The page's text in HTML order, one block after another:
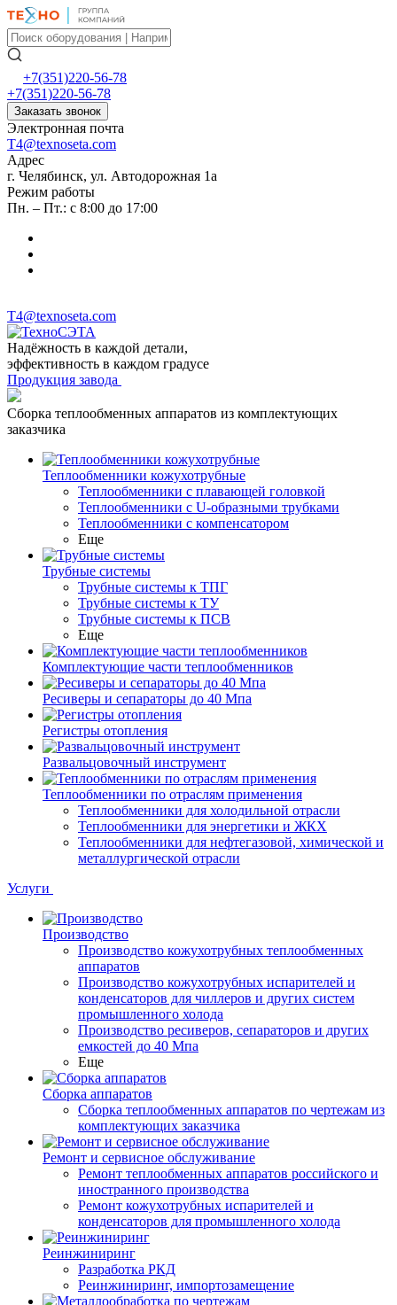
+7(351)220-56-78
+7(351)220-56-78
Заказать звонок
Электронная почта
T4@texnoseta.com
Адрес
г. Челябинск, ул. Автодорожная 1а
Режим работы
Пн. – Пт.: с 8:00 до 17:00
T4@texnoseta.com
Надёжность в каждой детали,
эффективность в каждом градусе
Продукция завода
Сборка теплообменных аппаратов из комплектующих
заказчика
Теплообменники кожухотрубные
Теплообменники с плавающей головкой
Теплообменники с U-образными трубками
Теплообменники с компенсатором
Еще
Трубные системы
Трубные системы к ТПГ
Трубные системы к ТУ
Трубные системы к ПСВ
Еще
Комплектующие части теплообменников
Ресиверы и сепараторы до 40 Мпа
Регистры отопления
Развальцовочный инструмент
Теплообменники по отраслям применения
Теплообменники для холодильной отрасли
Теплообменники для энергетики и ЖКХ
Теплообменники для нефтегазовой, химической и
металлургической отрасли
Услуги
Производство
Производство кожухотрубных теплообменных
аппаратов
Производство кожухотрубных испарителей и
конденсаторов для чиллеров и других систем
промышленного холода
Производство ресиверов, сепараторов и других
емкостей до 40 Мпа
Еще
Сборка аппаратов
Сборка теплообменных аппаратов по чертежам из
комплектующих заказчика
Ремонт и сервисное обслуживание
Ремонт теплообменных аппаратов российского и
иностранного производства
Ремонт кожухотрубных испарителей и
конденсаторов для промышленного холода
Реинжиниринг
Разработка РКД
Реинжиниринг, импортозамещение